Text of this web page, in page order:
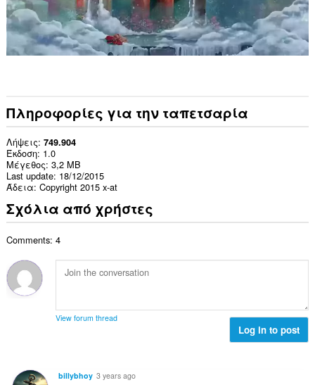
Πληροφορίες για την ταπετσαρία
Λήψεις 749.904
Έκδοση 1.0
Μέγεθος 3,2 MB
Last update 18/12/2015
Άδεια Copyright 2015 x-at
Σχόλια από χρήστες
Comments: 4
View forum thread
Log in to post
billybhoy 3 years ago